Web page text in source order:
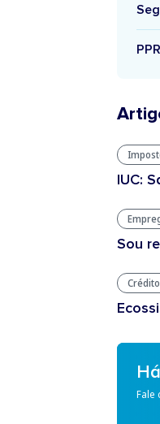
IUC:
Sou
Fale